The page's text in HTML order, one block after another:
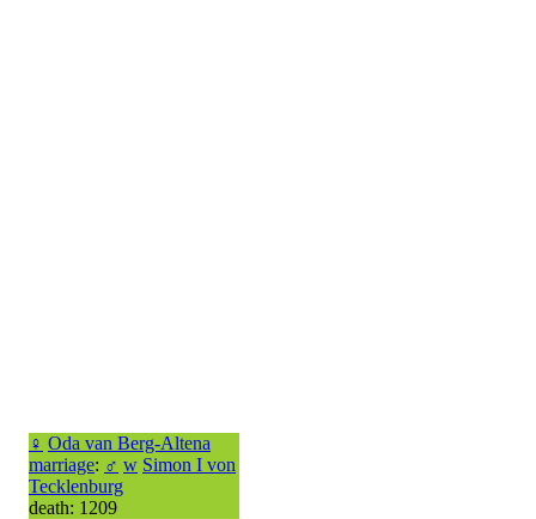
♀ Oda van Berg-Altena
marriage: ♂ w Simon I von
Tecklenburg
death: 1209